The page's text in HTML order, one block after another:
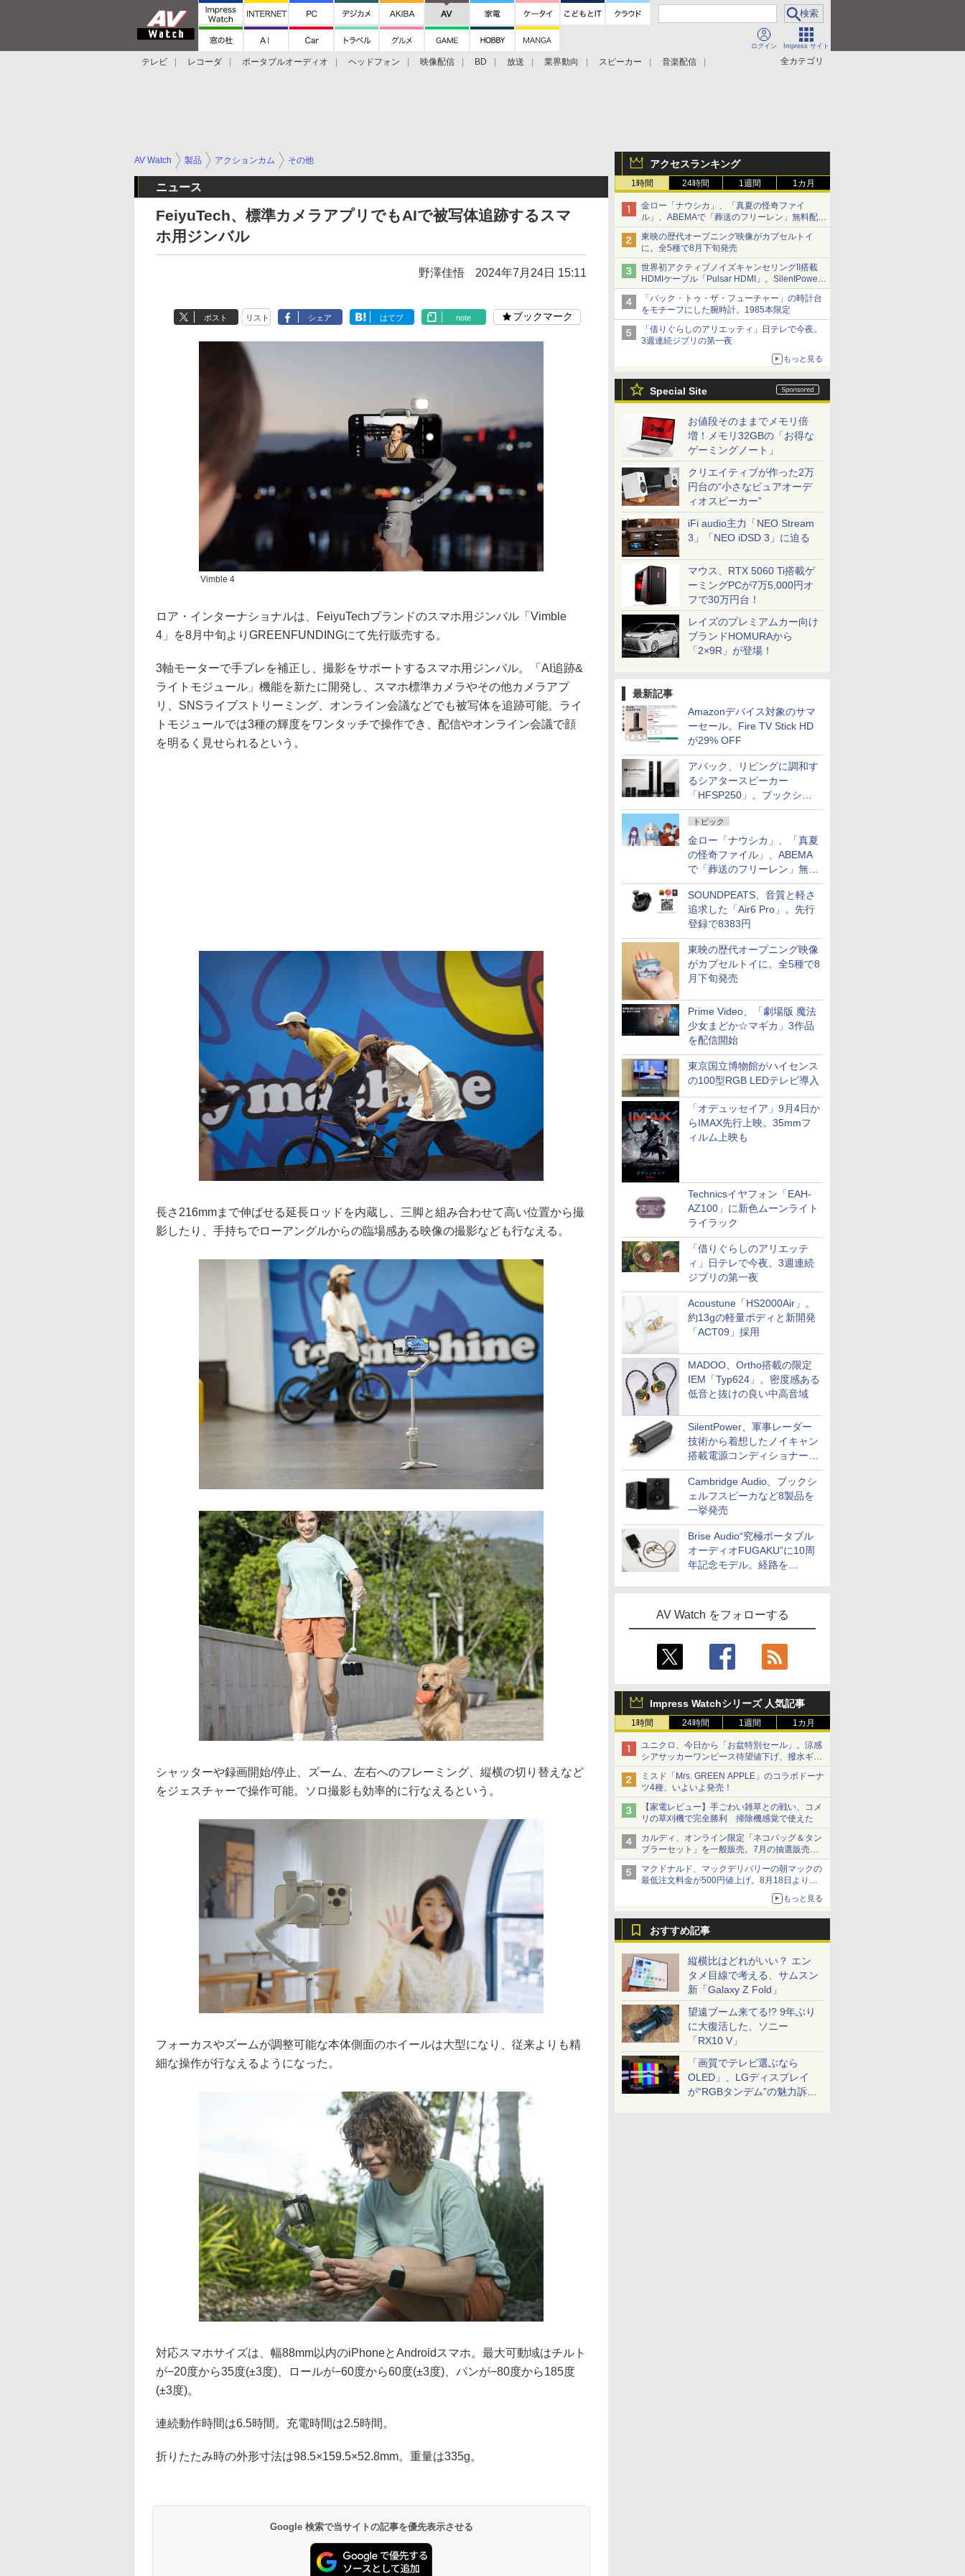
ログイン Impress サイト
全カテゴリ
テレビ レコーダ ポータブルオーディオ ヘッドフォン 映像配信 BD 放送 業界動向 スピーカー
音楽配信
アクセスランキング
1時間 24時間 1週間 1カ月
金ロー「ナウシカ」、「真夏の怪奇ファイ
ル」、ABEMAで「葬送のフリーレン」無料配信
など。夏の特番・配信情報
東映の歴代オープニング映像がカプセルトイ
に。全5種で8月下旬発売
世界初アクティブノイズキャンセリングII搭載
HDMIケーブル「Pulsar HDMI」。SilentPower
から
「バック・トゥ・ザ・フューチャー」の時計台
をモチーフにした腕時計。1985本限定
「借りぐらしのアリエッティ」日テレで今夜。
3週連続ジブリの第一夜
もっと見る
Special Site
お値段そのままでメモリ倍
増！メモリ32GBの「お得な
ゲーミングノート」
クリエイティブが作った2万
円台の“小さなピュアオーデ
ィオスピーカー”
iFi audio主力「NEO Stream
3」「NEO iDSD 3」に迫る
マウス、RTX 5060 Ti搭載ゲ
ーミングPCが7万5,000円オ
フで30万円台！
レイズのプレミアムカー向け
ブランドHOMURAから
「2×9R」が登場！
最新記事
Amazonデバイス対象のサマ
ーセール。Fire TV Stick HD
が29% OFF
アバック、リビングに調和す
るシアタースピーカー
「HFSP250」。ブックシェ
ルフはペア3万円以下
トピック
金ロー「ナウシカ」、「真夏
の怪奇ファイル」、ABEMA
で「葬送のフリーレン」無料
配信など。夏の特番・配信情
報
SOUNDPEATS、音質と軽さ
追求した「Air6 Pro」。先行
登録で8383円
東映の歴代オープニング映像
がカプセルトイに。全5種で8
月下旬発売
Prime Video、「劇場版 魔法
少女まどか☆マギカ」3作品
を配信開始
東京国立博物館がハイセンス
の100型RGB LEDテレビ導入
「オデュッセイア」9月4日か
らIMAX先行上映。35mmフ
ィルム上映も
Technicsイヤフォン「EAH-
AZ100」に新色ムーンライト
ライラック
「借りぐらしのアリエッテ
ィ」日テレで今夜。3週連続
ジブリの第一夜
Acoustune「HS2000Air」。
約13gの軽量ボディと新開発
「ACT09」採用
MADOO、Ortho搭載の限定
IEM「Typ624」。密度感ある
低音と抜けの良い中高音域
SilentPower、軍事レーダー
技術から着想したノイキャン
搭載電源コンディショナー
「AC iPurifier2」
Cambridge Audio、ブックシ
ェルフスピーカなど8製品を
一挙発売
Brise Audio“究極ポータブル
オーディオFUGAKU”に10周
年記念モデル。経路を
AV Watch をフォローする
Impress Watchシリーズ 人気記事
1時間 24時間 1週間 1カ月
ユニクロ、今日から「お盆特別セール」。涼感
シアサッカーワンピース待望値下げ、撥水ギア
ショーツは1990円に
ミスド「Mrs. GREEN APPLE」のコラボドーナ
ツ4種、いよいよ発売！
【家電レビュー】手ごわい雑草との戦い、コメ
リの草刈機で完全勝利 掃除機感覚で使えた
カルディ、オンライン限定「ネコバッグ＆タン
ブラーセット」を一般販売。7月の抽選販売の
当選無効分
マクドナルド、マックデリバリーの朝マックの
最低注文料金が500円値上げ。8月18日より
もっと見る
おすすめ記事
縦横比はどれがいい？ エン
タメ目線で考える、サムスン
新「Galaxy Z Fold」
望遠ブーム来てる!? 9年ぶり
に大復活した、ソニー
「RX10 V」
「画質でテレビ選ぶなら
OLED」、LGディスプレイ
が“RGBタンデム”の魅力訴
AV Watch 製品 アクションカム その他
ニュース
FeiyuTech、標準カメラアプリでもAIで被写体追跡するスマ
ホ用ジンバル
野澤佳悟 2024年7月24日 15:11
ポスト リスト シェア はてブ note ブックマーク
Vimble 4
ロア・インターナショナルは、FeiyuTechブランドのスマホ用ジンバル「Vimble
4」を8月中旬よりGREENFUNDINGにて先行販売する。
3軸モーターで手ブレを補正し、撮影をサポートするスマホ用ジンバル。「AI追跡&
ライトモジュール」機能を新たに開発し、スマホ標準カメラやその他カメラアプ
リ、SNSライブストリーミング、オンライン会議などでも被写体を追跡可能。ライ
トモジュールでは3種の輝度をワンタッチで操作でき、配信やオンライン会議で顔
を明るく見せられるという。
長さ216mmまで伸ばせる延長ロッドを内蔵し、三脚と組み合わせて高い位置から撮
影したり、手持ちでローアングルからの臨場感ある映像の撮影なども行なえる。
シャッターや録画開始/停止、ズーム、左右へのフレーミング、縦横の切り替えなど
をジェスチャーで操作可能。ソロ撮影も効率的に行なえるという。
フォーカスやズームが調整可能な本体側面のホイールは大型になり、従来よりも精
細な操作が行なえるようになった。
対応スマホサイズは、幅88mm以内のiPhoneとAndroidスマホ。最大可動域はチルト
が−20度から35度(±3度)、ロールが−60度から60度(±3度)、パンが−80度から185度
(±3度)。
連続動作時間は6.5時間。充電時間は2.5時間。
折りたたみ時の外形寸法は98.5×159.5×52.8mm。重量は335g。
Google 検索で当サイトの記事を優先表示させる